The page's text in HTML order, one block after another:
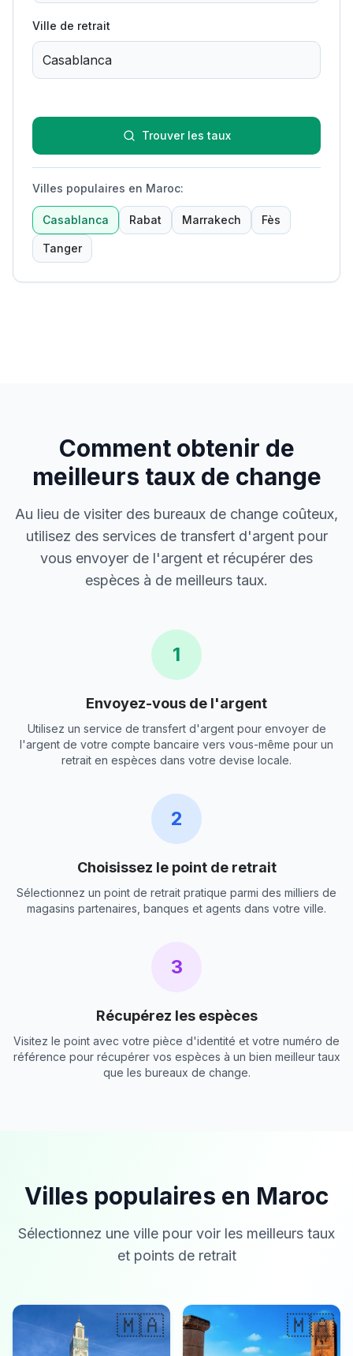
Ville de retrait
Trouver les taux
Villes populaires en Maroc:
Casablanca Rabat Marrakech Fès
Tanger
Comment obtenir de
meilleurs taux de change
Au lieu de visiter des bureaux de change coûteux,
utilisez des services de transfert d'argent pour
vous envoyer de l'argent et récupérer des
espèces à de meilleurs taux.
1
Envoyez-vous de l'argent
Utilisez un service de transfert d'argent pour envoyer de
l'argent de votre compte bancaire vers vous-même pour un
retrait en espèces dans votre devise locale.
2
Choisissez le point de retrait
Sélectionnez un point de retrait pratique parmi des milliers de
magasins partenaires, banques et agents dans votre ville.
3
Récupérez les espèces
Visitez le point avec votre pièce d'identité et votre numéro de
référence pour récupérer vos espèces à un bien meilleur taux
que les bureaux de change.
Villes populaires en Maroc
Sélectionnez une ville pour voir les meilleurs taux
et points de retrait
🇲🇦 🇲🇦